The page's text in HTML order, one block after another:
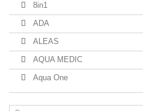
8in1
ADA
ALEAS
AQUA MEDIC
Aqua One